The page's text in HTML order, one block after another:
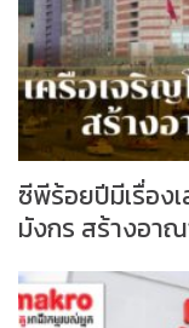
ซีพีร้อยปีมีเรื่อง
มังกร สร้างอา